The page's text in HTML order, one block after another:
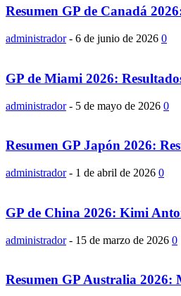
Resumen GP de Canadá
administrador - 6 de junio de 2026 0
GP de Miami 2026:
administrador - 5 de mayo de 2026 0
Resumen GP Japón 2026:
administrador - 1 de abril de 2026 0
GP de China 2026: Kimi
administrador - 15 de marzo de 2026 0
Resumen GP Australia 2026: